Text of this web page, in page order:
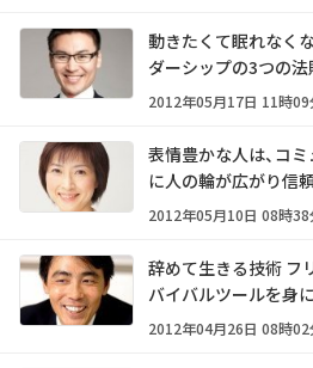
動きたくて眠れなく
ダーシップの3つの法
2012年05月17日 11時09
表情豊かな人は、コ
に人の輪が広がり信
2012年05月10日 08時38
辞めて生きる技術 フ
バイバルツールを身
2012年04月26日 08時02